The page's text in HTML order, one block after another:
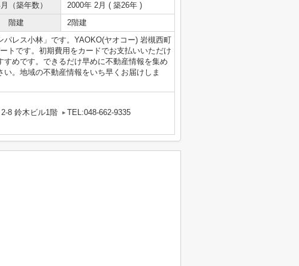
（築年数）
2000年 2月 ( 築26年 )
階建 2階建
レス小林」です。YAOKO(ヤオコー) 岩槻西町
トです。初期費用をカードでお支払いいただけ
めです。できるだけ早めに不動産情報を集め
。地域の不動産情報をいち早くお届けしま
8 鈴木ビル1階
TEL:048-662-9335